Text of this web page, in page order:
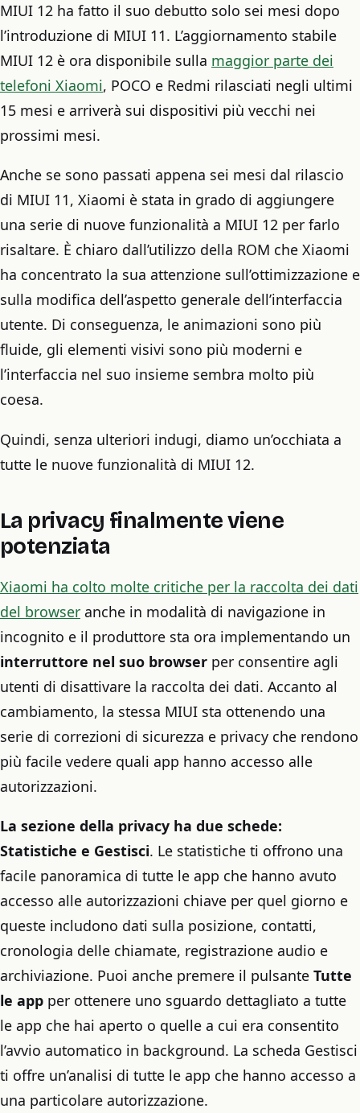
MIUI 12 ha fatto il suo debutto solo sei mesi dopo
l’introduzione di MIUI 11. L’aggiornamento stabile
MIUI 12 è ora disponibile sulla maggior parte dei
telefoni Xiaomi, POCO e Redmi rilasciati negli ultimi
15 mesi e arriverà sui dispositivi più vecchi nei
prossimi mesi.
Anche se sono passati appena sei mesi dal rilascio
di MIUI 11, Xiaomi è stata in grado di aggiungere
una serie di nuove funzionalità a MIUI 12 per farlo
risaltare. È chiaro dall’utilizzo della ROM che Xiaomi
ha concentrato la sua attenzione sull’ottimizzazione e
sulla modifica dell’aspetto generale dell’interfaccia
utente. Di conseguenza, le animazioni sono più
fluide, gli elementi visivi sono più moderni e
l’interfaccia nel suo insieme sembra molto più
coesa.
Quindi, senza ulteriori indugi, diamo un’occhiata a
tutte le nuove funzionalità di MIUI 12.
La privacy finalmente viene
potenziata
Xiaomi ha colto molte critiche per la raccolta dei dati
del browser anche in modalità di navigazione in
incognito e il produttore sta ora implementando un
interruttore nel suo browser per consentire agli
utenti di disattivare la raccolta dei dati. Accanto al
cambiamento, la stessa MIUI sta ottenendo una
serie di correzioni di sicurezza e privacy che rendono
più facile vedere quali app hanno accesso alle
autorizzazioni.
La sezione della privacy ha due schede:
Statistiche e Gestisci. Le statistiche ti offrono una
facile panoramica di tutte le app che hanno avuto
accesso alle autorizzazioni chiave per quel giorno e
queste includono dati sulla posizione, contatti,
cronologia delle chiamate, registrazione audio e
archiviazione. Puoi anche premere il pulsante Tutte
le app per ottenere uno sguardo dettagliato a tutte
le app che hai aperto o quelle a cui era consentito
l’avvio automatico in background. La scheda Gestisci
ti offre un’analisi di tutte le app che hanno accesso a
una particolare autorizzazione.